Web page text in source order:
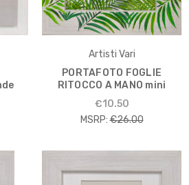
Artisti Vari
PORTAFOTO FOGLIE
RITOCCO A MANO mini
€10.50
MSRP: €26.00